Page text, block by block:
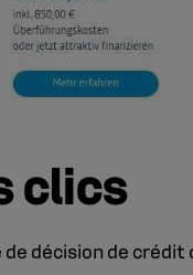
clics
décision de crédit